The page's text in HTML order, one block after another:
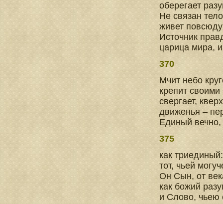
оберегает
Не связан
живет
Источник
царица мира,
370
Мчит небо
крепит
свергает,
движенья –
Единый
375
как
тот, чьей
Он Сын, от
как божий
и Слово, чьею